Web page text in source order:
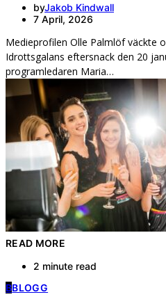
byJakob Kindwall
7 April, 2026
Medieprofilen Olle Palmlöf väckte
Idrottsgalans eftersnack den 20
programledaren Maria…
READ MORE
2 minute read
BBLOGG